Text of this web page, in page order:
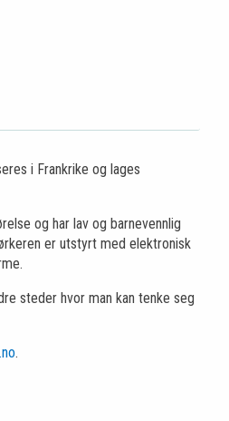
i Frankrike og lages
og har lav og barnevennlig
er utstyrt med elektronisk
steder hvor man kan tenke seg
.